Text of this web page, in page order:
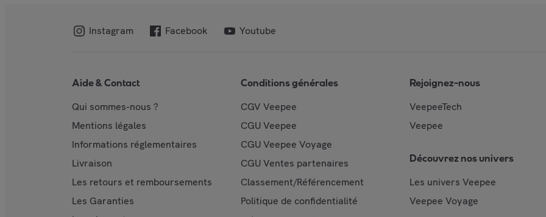
Instagram Facebook Youtube
Aide & Contact
Qui sommes-nous ?
Mentions légales
Informations réglementaires
Livraison
Les retours et remboursements
Les Garanties
Conditions générales
CGV Veepee
CGU Veepee
CGU Veepee Voyage
CGU Ventes partenaires
Classement/Référencement
Politique de confidentialité
Rejoignez-nous
VeepeeTech
Veepee
Découvrez nos univers
Les univers Veepee
Veepee Voyage